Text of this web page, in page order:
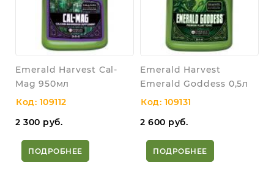
Emerald Harvest Cal-
Mag 950мл
Код: 109112
2 300 руб.
ПОДРОБНЕЕ
Emerald Harvest
Emerald Goddess 0,5л
Код: 109131
2 600 руб.
ПОДРОБНЕЕ